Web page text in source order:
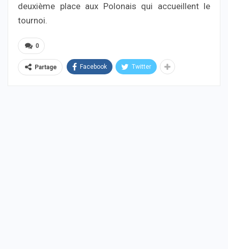
deuxième place aux Polonais qui accueillent le
tournoi.
0
Partage Facebook Twitter